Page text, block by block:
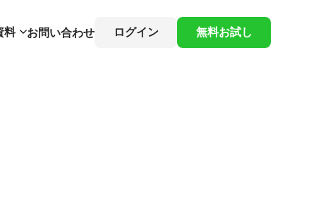
料 お問い合わせ ログイン 無料お試し